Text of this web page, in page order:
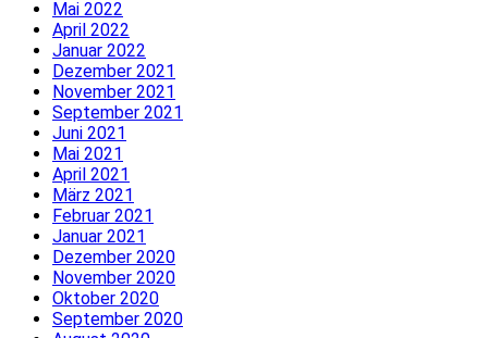
Mai 2022
April 2022
Januar 2022
Dezember 2021
November 2021
September 2021
Juni 2021
Mai 2021
April 2021
März 2021
Februar 2021
Januar 2021
Dezember 2020
November 2020
Oktober 2020
September 2020